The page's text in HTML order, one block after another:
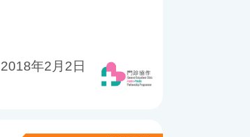
2018年2月2日